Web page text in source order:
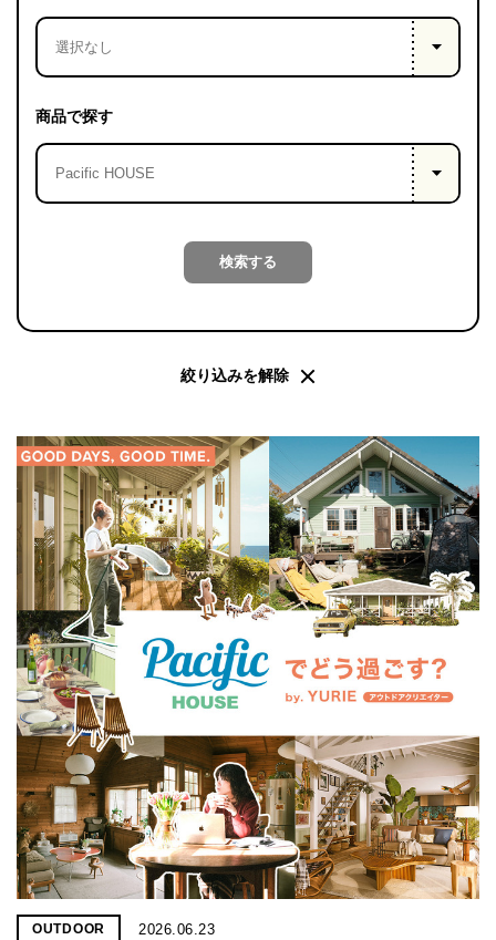
UP
PROJECT
LIFE
LABEL
はい
会社概
要
企業の
方へ
お問い
合わせ
プライ
バシー
ポリシ
採用情
報
商品で探す
検索する
絞り込みを解除
OUTDOOR 2026.06.23